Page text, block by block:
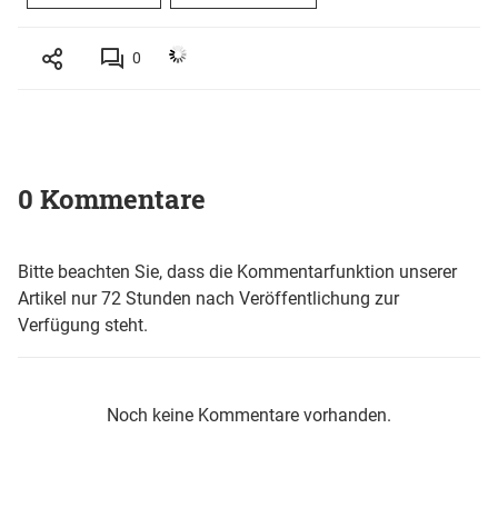
0
0 Kommentare
Bitte beachten Sie, dass die Kommentarfunktion unserer
Artikel nur 72 Stunden nach Veröffentlichung zur
Verfügung steht.
Noch keine Kommentare vorhanden.